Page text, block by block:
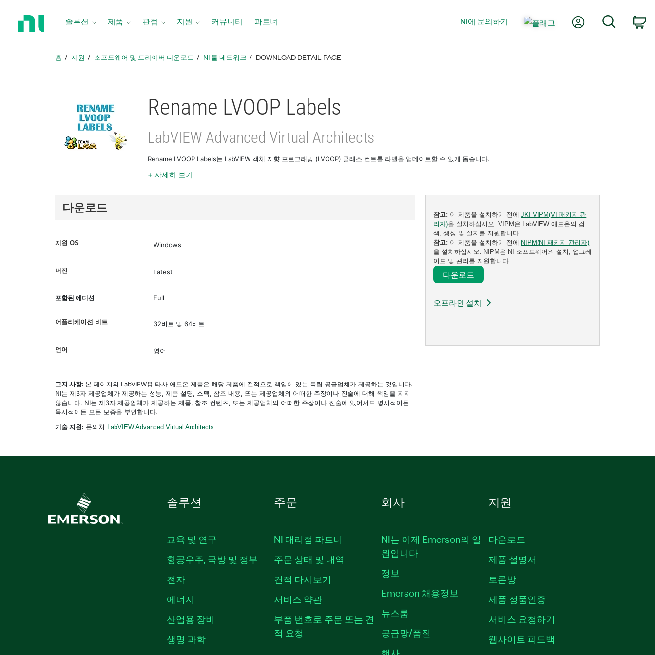
솔루션 제품 관점 지원 커뮤니티 파트너 NI에 문의하기 내 계정
홈 지원 소프트웨어 및 드라이버 다운로드 NI 툴 네트워크 DOWNLOAD DETAIL PAGE
Rename LVOOP Labels
LabVIEW Advanced Virtual Architects
Rename LVOOP Labels는 LabVIEW 객체 지향 프로그래밍 (LVOOP) 클래스 컨트롤 라벨을 업데이트할 수 있게 돕습니다.
+ 자세히 보기
다운로드
지원 OS Windows
버전 Latest
포함된 에디션 Full
어플리케이션 비트 32비트 및 64비트
언어 영어
고지 사항: 본 페이지의 LabVIEW용 타사 애드온 제품은 해당 제품에 전적으로 책임이 있는 독립 공급업체가 제공하는 것입니다.
NI는 제3자 제공업체가 제공하는 성능, 제품 설명, 스펙, 참조 내용, 또는 제공업체의 어떠한 주장이나 진술에 대해 책임을 지지
않습니다. NI는 제3자 제공업체가 제공하는 제품, 참조 컨텐츠, 또는 제공업체의 어떠한 주장이나 진술에 있어서도 명시적이든
묵시적이든 모든 보증을 부인합니다.
기술 지원: 문의처 LabVIEW Advanced Virtual Architects
참고: 이 제품을 설치하기 전에JKI VIPM(VI 패키지 관
리자)을 설치하십시오. VIPM은 LabVIEW 애드온의 검
색, 생성 및 설치를 지원합니다.
참고: 이 제품을 설치하기 전에 NIPM(NI 패키지 관리자)
을 설치하십시오. NIPM은 NI 소프트웨어의 설치, 업그레
이드 및 관리를 지원합니다.
다운로드​
오프라인 설치
솔루션
교육 및 연구
항공우주, 국방 및 정부
전자
에너지
산업용 장비
생명 과학
주문
NI 대리점 파트너
주문 상태 및 내역
견적 다시보기
서비스 약관
부품 번호로 주문 또는 견
적 요청
회사
NI는 이제 Emerson의 일
원입니다
정보
Emerson 채용정보
뉴스룸
공급망/품질
행사
지원
다운로드
제품 설명서
토론방
제품 정품인증
서비스 요청하기
웹사이트 피드백